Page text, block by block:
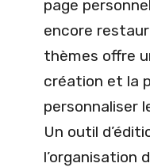
page
encore
thèmes offre
création et la
personnaliser
Un outil
l’organisation